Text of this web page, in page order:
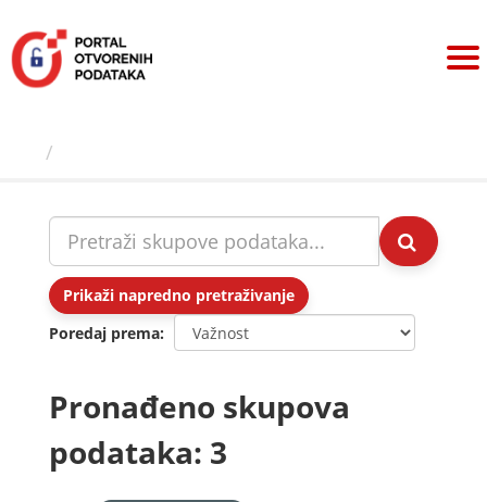
sadržaj
Prikaži napredno pretraživanje
Poredaj prema
Pronađeno skupova
podataka: 3